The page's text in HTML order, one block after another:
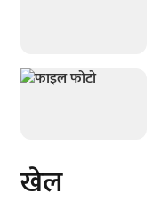
खेल